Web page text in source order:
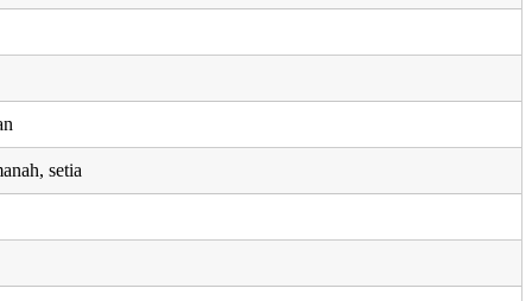
setia